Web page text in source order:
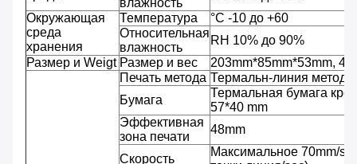
влажность
Окружающая
среда
хранения
Температура
°C -10 до +60
Относительная
влажность
RH 10% до 90%
Размер и Weigt Размер и вес 203mm*85mm*53mm,
Печать метода Термальн-линия метод
Бумага
Термальная бумага
57*40 mm
Эффективная
зона печати
48mm
Скорость
Максимальное 70mm/